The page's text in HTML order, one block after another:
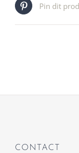
Pin dit
CONTACT